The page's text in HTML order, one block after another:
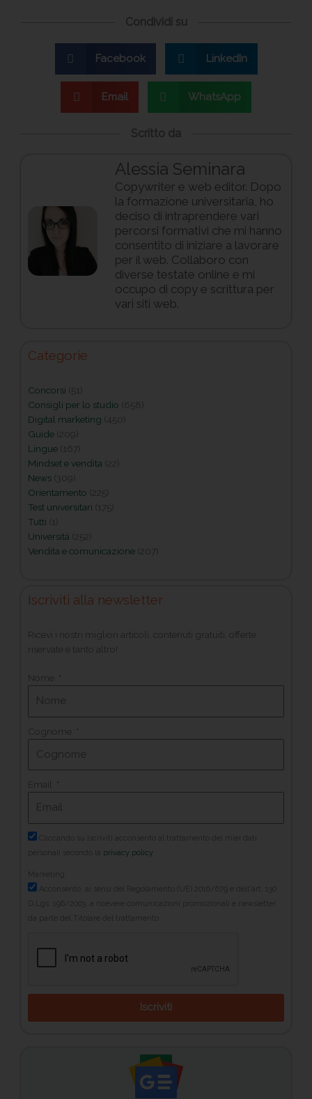
Condividi su
Facebook LinkedIn
Email WhatsApp
Scritto da
Alessia Seminara
Copywriter e web editor. Dopo
la formazione universitaria, ho
deciso di intraprendere vari
percorsi formativi che mi hanno
consentito di iniziare a lavorare
per il web. Collaboro con
diverse testate online e mi
occupo di copy e scrittura per
vari siti web.
Categorie
Concorsi (51)
Consigli per lo studio (658)
Digital marketing (450)
Guide (209)
Lingue (167)
Mindset e vendita (22)
News (309)
Orientamento (225)
Test universitari (175)
Tutti (1)
Università (252)
Vendita e comunicazione (207)
Iscriviti alla newsletter
Ricevi i nostri migliori articoli, contenuti gratuiti, offerte
riservate e tanto altro!
Nome
Cognome
Email
Cliccando su Iscriviti acconsento al trattamento dei miei dati
privacy policy
Marketing
Acconsento, ai sensi del Regolamento (UE) 2016/679 e dell'art. 130
D.Lgs. 196/2003, a ricevere comunicazioni promozionali e newsletter
da parte del Titolare del trattamento
Iscriviti